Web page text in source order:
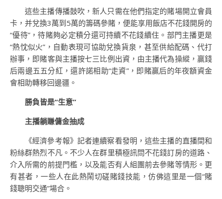
這些主播傳播鼓吹，新人只需在他們指定的賭場開立會員
卡，并兌換3萬到5萬的籌碼參賭，便能享用飯店不花錢開房的
“優待”，待賭夠必定積分還可持續不花錢續住。部門主播更是
“熱忱似火”，自動表現可協助兌換貨泉，甚至供給配碼、代打
辦事，即賭客與主播按七三比例出資，由主播代為操縱，贏錢
后兩邊五五分紅，還許諾相助“走資”，即賭贏后的年夜額資金
會相助轉移回邊疆。
勝負皆是“生意”
主播躺賺傭金抽成
《經濟參考報》記者連續察看發明，這些主播的直播間和
粉絲群熱烈不凡。不少人在群里積極訊問不花錢訂房的道路、
介入所需的前提門檻，以及能否有人組團前去參賭等情形。更
有甚者，一些人在此熱鬧切磋賭錢技能，仿佛這里是一個“賭
錢聰明交通”場合。